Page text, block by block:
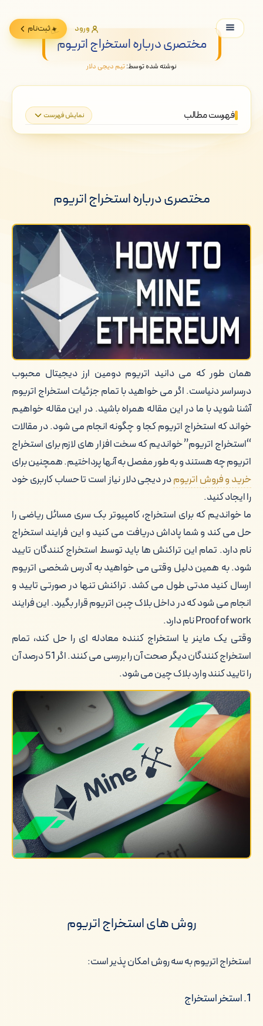
ورود ثبت‌نام
مختصری درباره استخراج اتریوم
نوشته شده توسط:تیم دیجی دلار
فهرست مطالب نمایش فهرست
مختصری درباره استخراج اتریوم
1. استخر استخراج
2. استخراج انفرادی
ساخت استخر اتریوم
نکات مهم
مختصری درباره استخراج اتریوم و مقایسه
با بیت کوین و تتر
مختصری درباره استخراج اتریوم
همان طور که می دانید اتریوم دومین ارز دیجیتال محبوب
درسراسر دنیاست. اگر می خواهید با تمام جزئیات استخراج اتریوم
آشنا شوید با ما در این مقاله همراه باشید. در این مقاله خواهیم
خواند که استخراج اتریوم کجا و چگونه انجام می شود. در مقالات
“استخراج اتریوم” خواندیم که سخت افزار های لازم برای استخراج
اتریوم چه هستند و به طور مفصل به آنها پرداختیم. همچنین برای
خرید و فروش اتریومدر دیجی دلار نیاز است تا حساب کاربری خود
را ایجاد کنید.
ما خواندیم که برای استخراج، کامپیوتر بک سری مسائل ریاضی را
حل می کند و شما پاداش دریافت می کنید و این فرایند استخراج
نام دارد. تمام این تراکنش ها باید توسط استخراج کنندگان تایید
شود. به همین دلیل وقتی می خواهید به آدرس شخصی اتریوم
ارسال کنید مدتی طول می کشد. تراکنش تنها در صورتی تایید و
انجام می شود که در داخل بلاک چبن اتریوم قرار بگیرد. این فرایند
Proof of work نام دارد.
وقتی یک ماینر یا استخراج کننده معادله ای را حل کند، تمام
استخراج کنندگان دیگر صحت آن را بررسی می کنند. اگر 51 درصد آن
را تایید کنند وارد بلاک چین می شود.
روش های استخراج اتریوم
استخراج اتریوم به سه روش امکان پذیر است:
1. استخر استخراج